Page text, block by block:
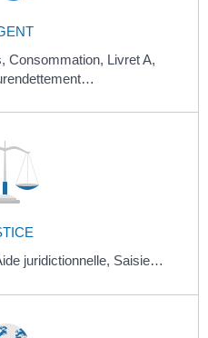
Consommation, Livret A,
juridictionnelle, Saisie…